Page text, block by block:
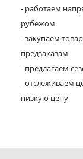
- работаем
рубежом
- закупаем
предзаказам
- предлагаем
- отслеживаем
низкую цену